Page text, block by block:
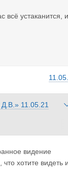
устаканится, и
Д.В.» 11.05.21
Алексей) пой
всё устаканитс
видение
хотите видеть